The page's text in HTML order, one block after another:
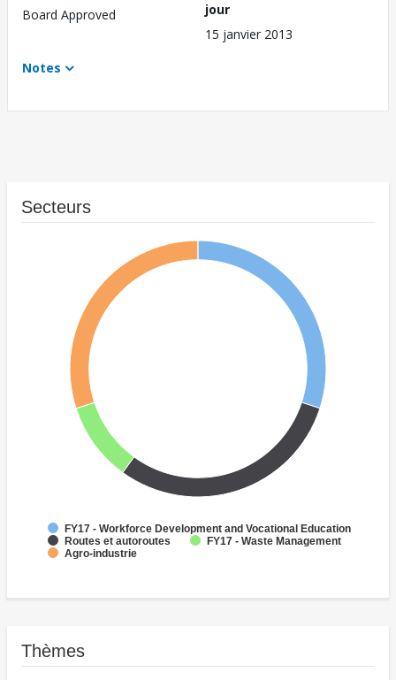
Board Approved
jour
15 janvier 2013
Notes
Secteurs
FY17 - Workforce Development and Vocational Education
Routes et autoroutes
FY17 - Waste Management
Agro-industrie
Thèmes